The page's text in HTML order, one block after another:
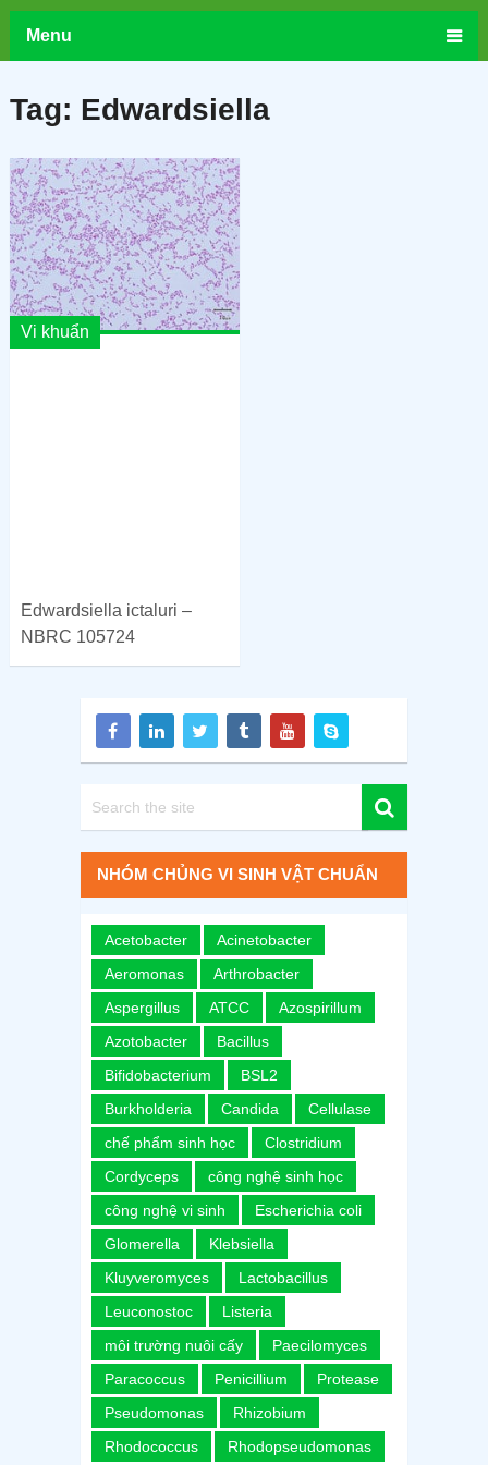
Menu
Tag: Edwardsiella
Vi khuẩn
Edwardsiella ictaluri –
NBRC 105724
NHÓM CHỦNG VI SINH VẬT CHUẨN
Acetobacter
Acinetobacter
Aeromonas
Arthrobacter
Aspergillus
ATCC
Azospirillum
Azotobacter
Bacillus
Bifidobacterium
BSL2
Burkholderia
Candida
Cellulase
chế phẩm sinh học
Clostridium
Cordyceps
công nghệ sinh học
công nghệ vi sinh
Escherichia coli
Glomerella
Klebsiella
Kluyveromyces
Lactobacillus
Leuconostoc
Listeria
môi trường nuôi cấy
Paecilomyces
Paracoccus
Penicillium
Protease
Pseudomonas
Rhizobium
Rhodococcus
Rhodopseudomonas